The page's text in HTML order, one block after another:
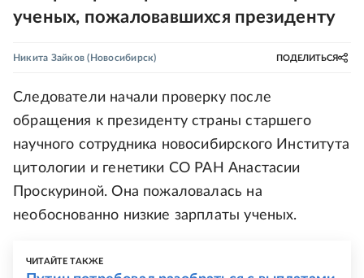
ученых, пожаловавшихся президенту
Никита Зайков (Новосибирск) ПОДЕЛИТЬСЯ
Следователи начали проверку после
обращения к президенту страны старшего
научного сотрудника новосибирского Института
цитологии и генетики СО РАН Анастасии
Проскуриной. Она пожаловалась на
необоснованно низкие зарплаты ученых.
ЧИТАЙТЕ ТАКЖЕ